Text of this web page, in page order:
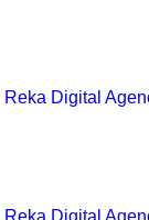
Reka Digital
Reka Digital